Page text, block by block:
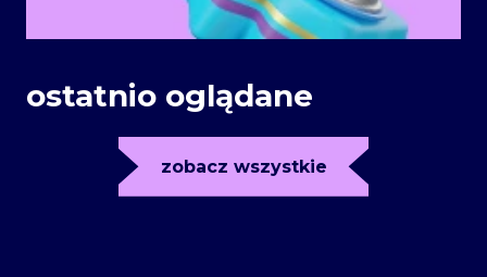
ostatnio oglądane
zobacz wszystkie